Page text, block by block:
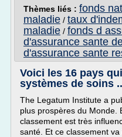
Thèmes liés : fonds
maladie / taux
maladie / fonds d
d'assurance sante
d'assurance sante
Voici les 16 pays
systèmes de soins
The Legatum Institute a
plus prospères du Monde.
classement est très
santé. Et ce classement